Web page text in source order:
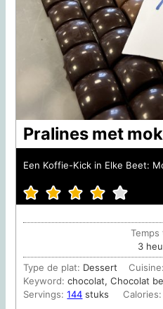
Pralines met
Een Koffie-Kick in Elke Beet:
Temps
3
Type de plat: Dessert Cuisine:
Keyword:chocolat, Chocolat
Servings:144 stuks